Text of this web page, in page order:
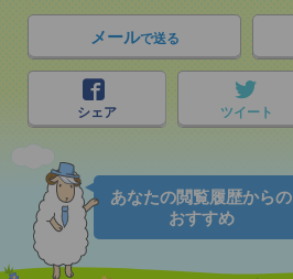
メールで送る
シェア ツイート
あなたの閲覧履歴からの
おすすめ